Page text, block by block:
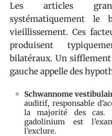
Les articles
systématiquement
vieillissement. Ces
produisent
bilatéraux. Un
gauche appelle des
Schwannome
auditif, responsable
la majorité des cas.
gadolinium est
l’exclure.